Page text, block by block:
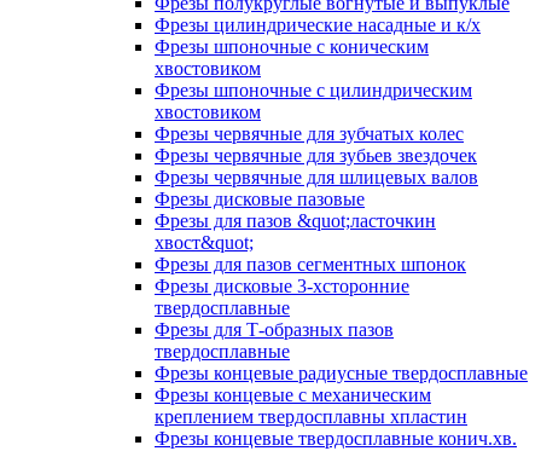
Фрезы цилиндрические насадные и к/х
Фрезы шпоночные с коническим
хвостовиком
Фрезы шпоночные с цилиндрическим
хвостовиком
Фрезы червячные для зубчатых колес
Фрезы червячные для зубьев звездочек
Фрезы червячные для шлицевых валов
Фрезы дисковые пазовые
Фрезы для пазов &quot;ласточкин
хвост&quot;
Фрезы для пазов сегментных шпонок
Фрезы дисковые 3-хсторонние
твердосплавные
Фрезы для Т-образных пазов
твердосплавные
Фрезы концевые радиусные твердосплавные
Фрезы концевые с механическим
креплением твердосплавны хпластин
Фрезы концевые твердосплавные конич.хв.